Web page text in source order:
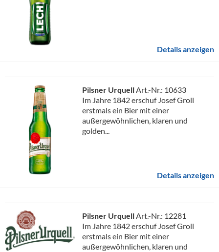
Details anzeigen
Pilsner UrquellArt.-Nr.: 10633
Im Jahre 1842 erschuf Josef Groll
erstmals ein Bier mit einer
außergewöhnlichen, klaren und
golden...
Details anzeigen
Pilsner UrquellArt.-Nr.: 12281
Im Jahre 1842 erschuf Josef Groll
erstmals ein Bier mit einer
außergewöhnlichen, klaren und